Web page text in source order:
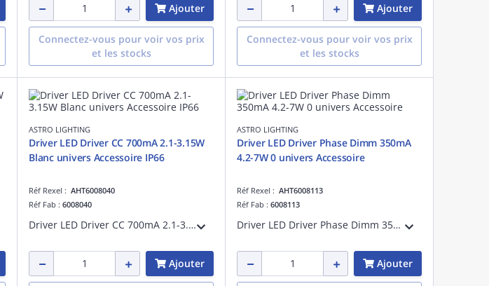
Ajouter
Connectez-vous pour voir vos prix
et les stocks
Ajouter
Connectez-vous pour voir vos prix
et les stocks
ASTRO LIGHTING
Driver LED Driver CC 700mA 2.1-3.15W
Blanc univers Accessoire IP66
Réf Rexel : AHT6008040
Réf Fab : 6008040
Driver LED Driver CC 700mA 2.1-3.15W Blanc référence 6008040 univers Accessoire non-dimmable IP66
Ajouter
ASTRO LIGHTING
Driver LED Driver Phase Dimm 350mA
4.2-7W 0 univers Accessoire
Réf Rexel : AHT6008113
Réf Fab : 6008113
Driver LED Driver Phase Dimm 350mA 4.2-7W référence 6008113 univers Accessoire
Ajouter